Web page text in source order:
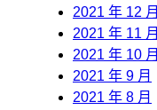
2021 年 12 月
2021 年 11 月
2021 年 10 月
2021 年 9 月
2021 年 8 月